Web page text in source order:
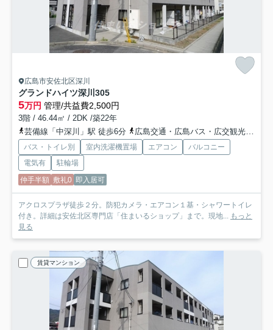
広島市安佐北区深川
グランドハイツ深川 305
5万円 管理/共益費2,500円
3階 / 46.44㎡ / 2DK /築22年
芸備線「中深川」駅 徒歩6分
広島交通・広島バス・広交観光「中深川バス停」バス停下車 徒歩2分
バス・トイレ別 室内洗濯機置場 エアコン
バルコニー
電気有
駐輪場
仲手半額 敷礼0 即入居可
アクロスプラザ徒歩２分。防犯カメラ・エアコン１基・シャワートイレ
付き。詳細は安佐北区専門店「住まいるショップ」まで。現地... もっと
見る
賃貸マンション